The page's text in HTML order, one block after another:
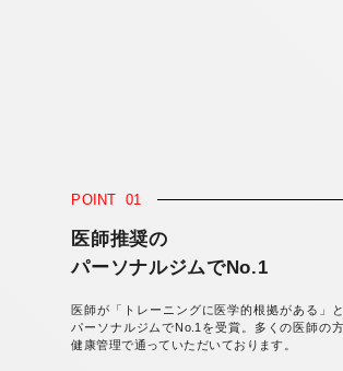
POINT01
医師推奨の
パーソナルジムでNo.1
医師が「トレーニングに医学的根拠がある」
パーソナルジムでNo.1を受賞。多くの医師の
健康管理で通っていただいております。